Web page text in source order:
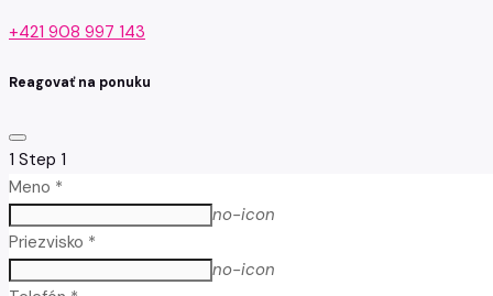
+421 908 997 143
Reagovať na ponuku
1 Step 1
Meno *
no-icon
Priezvisko *
no-icon